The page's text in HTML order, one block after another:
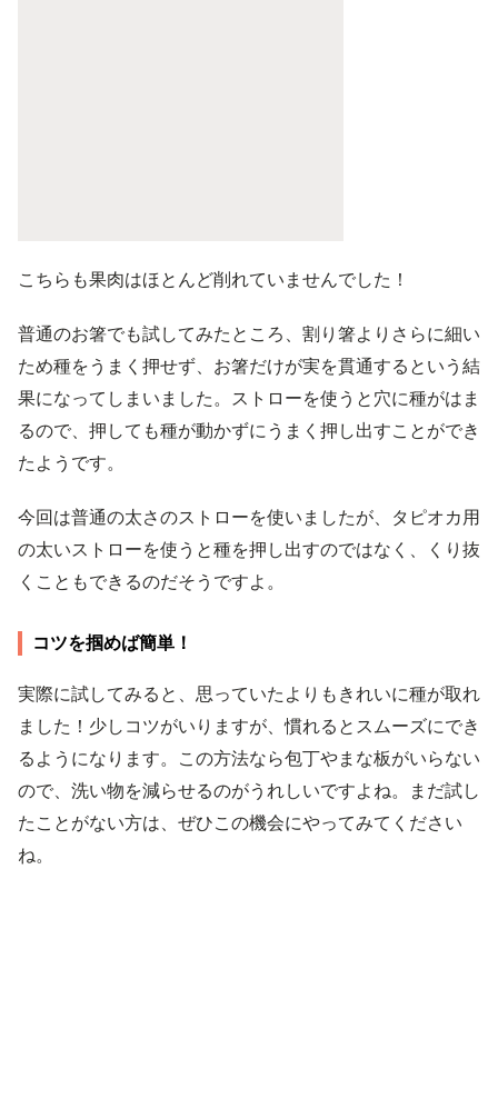
こちらも果肉はほとんど削れていませんでした！
普通のお箸でも試してみたところ、割り箸よりさらに細い
ため種をうまく押せず、お箸だけが実を貫通するという結
果になってしまいました。ストローを使うと穴に種がはま
るので、押しても種が動かずにうまく押し出すことができ
たようです。
今回は普通の太さのストローを使いましたが、タピオカ用
の太いストローを使うと種を押し出すのではなく、くり抜
くこともできるのだそうですよ。
コツを掴めば簡単！
実際に試してみると、思っていたよりもきれいに種が取れ
ました！少しコツがいりますが、慣れるとスムーズにでき
るようになります。この方法なら包丁やまな板がいらない
ので、洗い物を減らせるのがうれしいですよね。まだ試し
たことがない方は、ぜひこの機会にやってみてください
ね。